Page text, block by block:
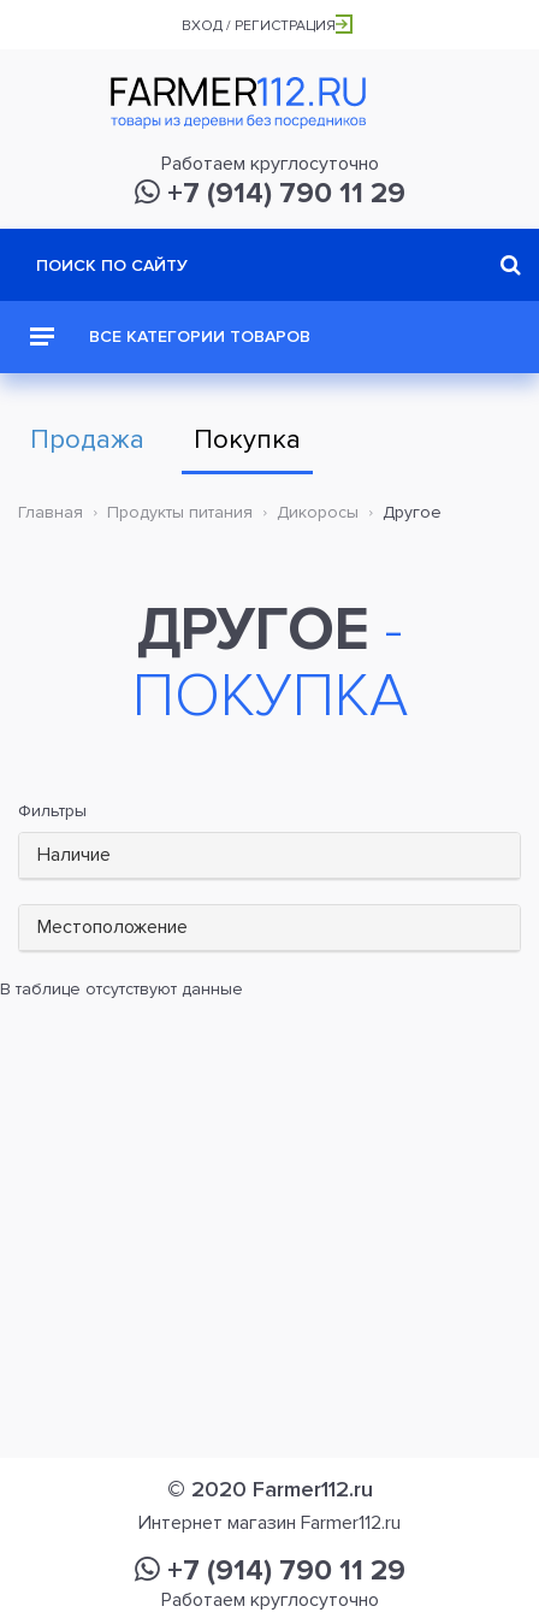
ВХОД / РЕГИСТРАЦИЯ
Работаем круглосуточно
+7 (914) 790 11 29
ВСЕ КАТЕГОРИИ ТОВАРОВ
Продажа Покупка
Главная Продукты питания Дикоросы Другое
ДРУГОЕ -
ПОКУПКА
Фильтры
Наличие
Местоположение
В таблице отсутствуют данные
© 2020 Farmer112.ru
Интернет магазин Farmer112.ru
+7 (914) 790 11 29
Работаем круглосуточно